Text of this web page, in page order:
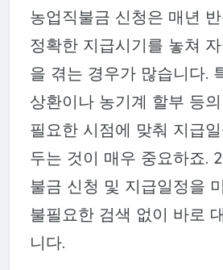
농업직불금 신청은 매년
정확한 지급시기를 놓쳐
을 겪는 경우가 많습니다.
상환이나 농기계 할부 등
필요한 시점에 맞춰 지급
두는 것이 매우 중요하죠.
불금 신청 및 지급일정을
불필요한 검색 없이 바로
니다.